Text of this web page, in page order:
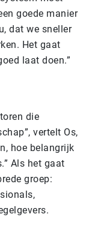
goede manier
dat we sneller
Het gaat
laat doen.”
die
vertelt Os,
hoe belangrijk
Als het gaat
groep: